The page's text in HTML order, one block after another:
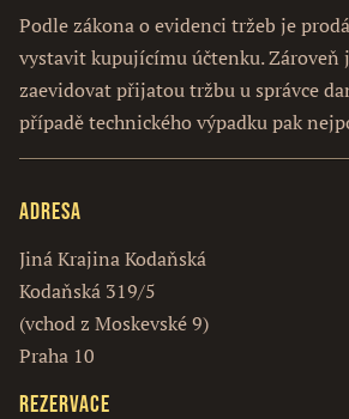
Podle zákona o evidenci tržeb je
vystavit kupujícímu účtenku. Zároveň
zaevidovat přijatou tržbu u správce
případě technického výpadku pak
Adresa
Jiná Krajina Kodaňská
Kodaňská 319/5
(vchod z Moskevské 9)
Praha 10
Rezervace